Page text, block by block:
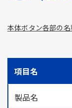
本体ボタン各部の名
項目名
製品名